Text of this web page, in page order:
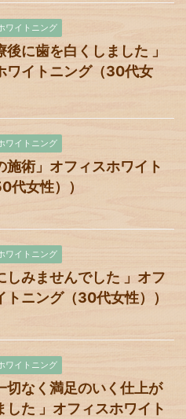
ワイトニング
後に歯を白くしました 」
ワイトニング（30代女
ワイトニング
施術」オフィスホワイト
代女性））
ワイトニング
しみませんでした 」オフ
トニング（30代女性））
ワイトニング
切なく満足のいく仕上が
した 」オフィスホワイト